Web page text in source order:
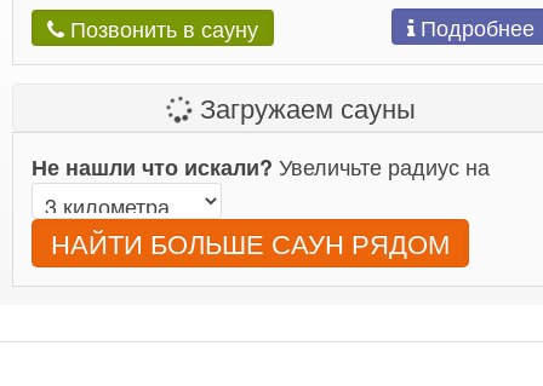
Позвонить в сауну Подробнее
Загружаем сауны
Не нашли что искали? Увеличьте радиус на
НАЙТИ БОЛЬШЕ САУН РЯДОМ